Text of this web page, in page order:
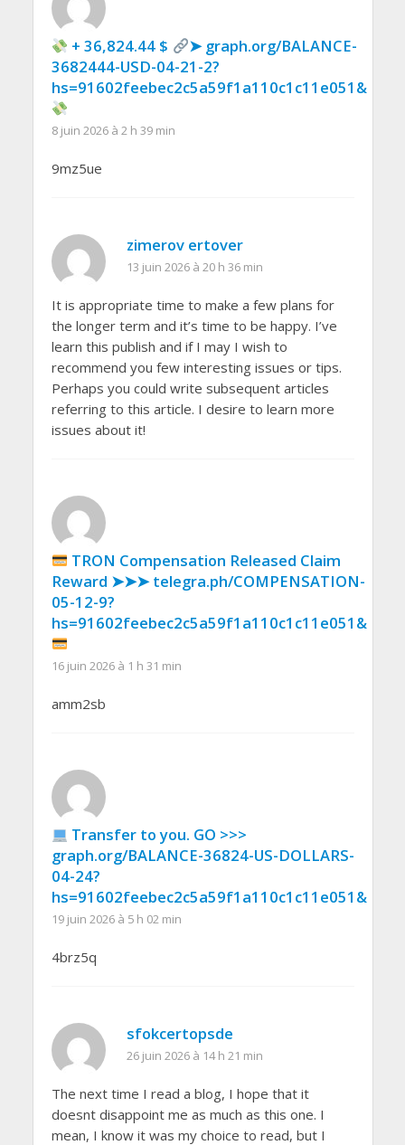
+ 36,824.44 $
➤ graph.org/BALANCE-
3682444-USD-04-21-2?
hs=91602feebec2c5a59f1a110c1c11e051&
8 juin 2026 à 2 h 39 min
9mz5ue
zimerov ertover
13 juin 2026 à 20 h 36 min
It is appropriate time to make a few plans for
the longer term and it’s time to be happy. I’ve
learn this publish and if I may I wish to
recommend you few interesting issues or tips.
Perhaps you could write subsequent articles
referring to this article. I desire to learn more
issues about it!
TRON Compensation Released Claim
Reward ➤➤➤ telegra.ph/COMPENSATION-
05-12-9?
hs=91602feebec2c5a59f1a110c1c11e051&
16 juin 2026 à 1 h 31 min
amm2sb
Transfer to you. GO >>>
graph.org/BALANCE-36824-US-DOLLARS-
04-24?
hs=91602feebec2c5a59f1a110c1c11e051&
19 juin 2026 à 5 h 02 min
4brz5q
sfokcertopsde
26 juin 2026 à 14 h 21 min
The next time I read a blog, I hope that it
doesnt disappoint me as much as this one. I
mean, I know it was my choice to read, but I